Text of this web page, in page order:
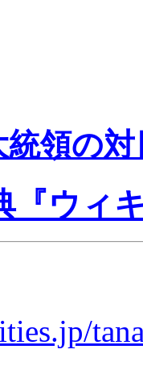
領の
『ウィ